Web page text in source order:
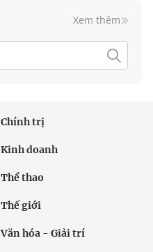
Xem thêm
Chính trị
Kinh doanh
Thể thao
Thế giới
Văn hóa - Giải trí